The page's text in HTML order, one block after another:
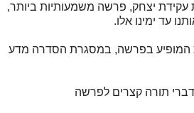
עקידת יצחק, פרשה משמעותיות ביותר,
עד ימינו אלו.
המופיע בפרשה, במסגרת הסדרה מדע
תורה קצרים לפרשה